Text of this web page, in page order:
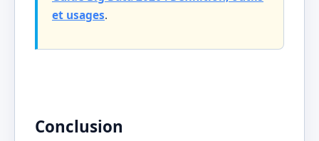
et usages.
Conclusion